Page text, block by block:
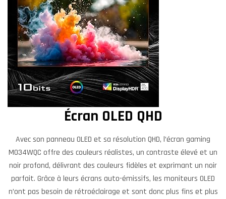
Écran OLED QHD
Avec son panneau OLED et sa résolution QHD, l’écran gaming
MO34WQC offre des couleurs réalistes, un contraste élevé et un
noir profond, délivrant des couleurs fidèles et exprimant un noir
parfait. Grâce à leurs écrans auto-émissifs, les moniteurs OLED
n’ont pas besoin de rétroéclairage et sont donc plus fins et plus